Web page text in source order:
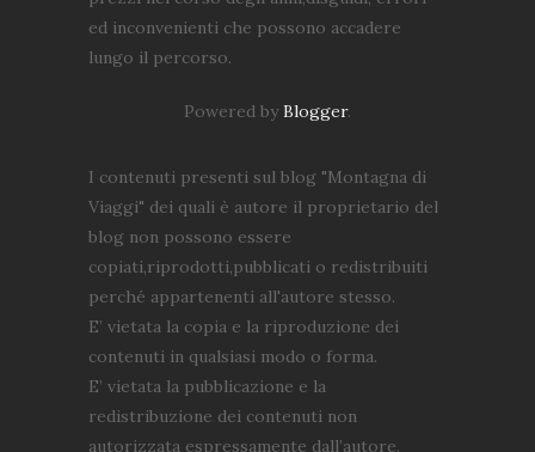
ed inconvenienti che possono accadere
lungo il percorso.
Powered byBlogger.
I contenuti presenti sul blog "Montagna di
Viaggi" dei quali è autore il proprietario del
blog non possono essere
copiati,riprodotti,pubblicati o redistribuiti
perché appartenenti all'autore stesso.
E’ vietata la copia e la riproduzione dei
contenuti in qualsiasi modo o forma.
E’ vietata la pubblicazione e la
redistribuzione dei contenuti non
autorizzata espressamente dall’autore.